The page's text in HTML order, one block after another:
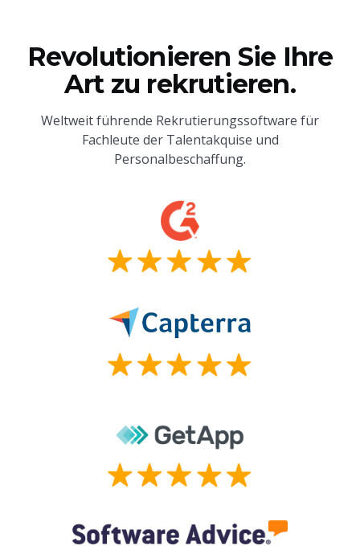
Revolutionieren Sie Ihre
Art zu rekrutieren.
Weltweit führende Rekrutierungssoftware für
Fachleute der Talentakquise und
Personalbeschaffung.